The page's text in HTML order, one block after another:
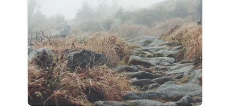
Información
Jugar
13 seguidores